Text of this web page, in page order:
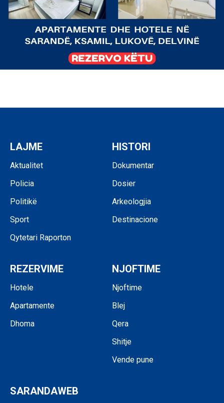
LAJME
Aktualitet
Policia
Politikë
Sport
Qytetari Raporton
HISTORI
Dokumentar
Dosier
Arkeologjia
Destinacione
REZERVIME
Hotele
Apartamente
Dhoma
NJOFTIME
Njoftime
Blej
Qera
Shitje
Vende pune
SARANDAWEB